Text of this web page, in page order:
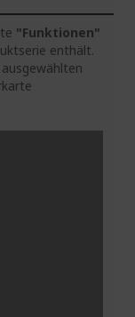
"Funktionen"
enthält.